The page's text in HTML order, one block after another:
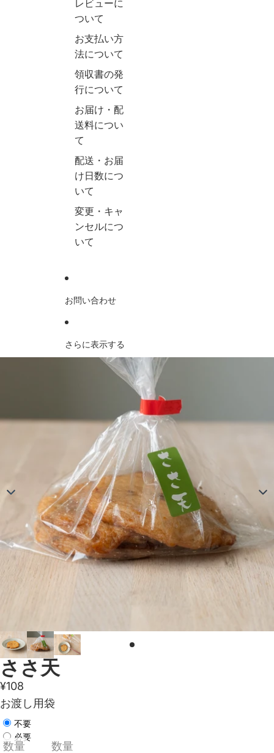
レビューに
ついて
お支払い方
法について
領収書の発
行について
お届け・配
送料につい
て
配送・お届
け日数につ
いて
変更・キャ
ンセルにつ
いて
お問い合わせ
さらに表示する
商品情報にスキップ
ささ天
¥108
お渡し用袋
不要
必要
数量
数量